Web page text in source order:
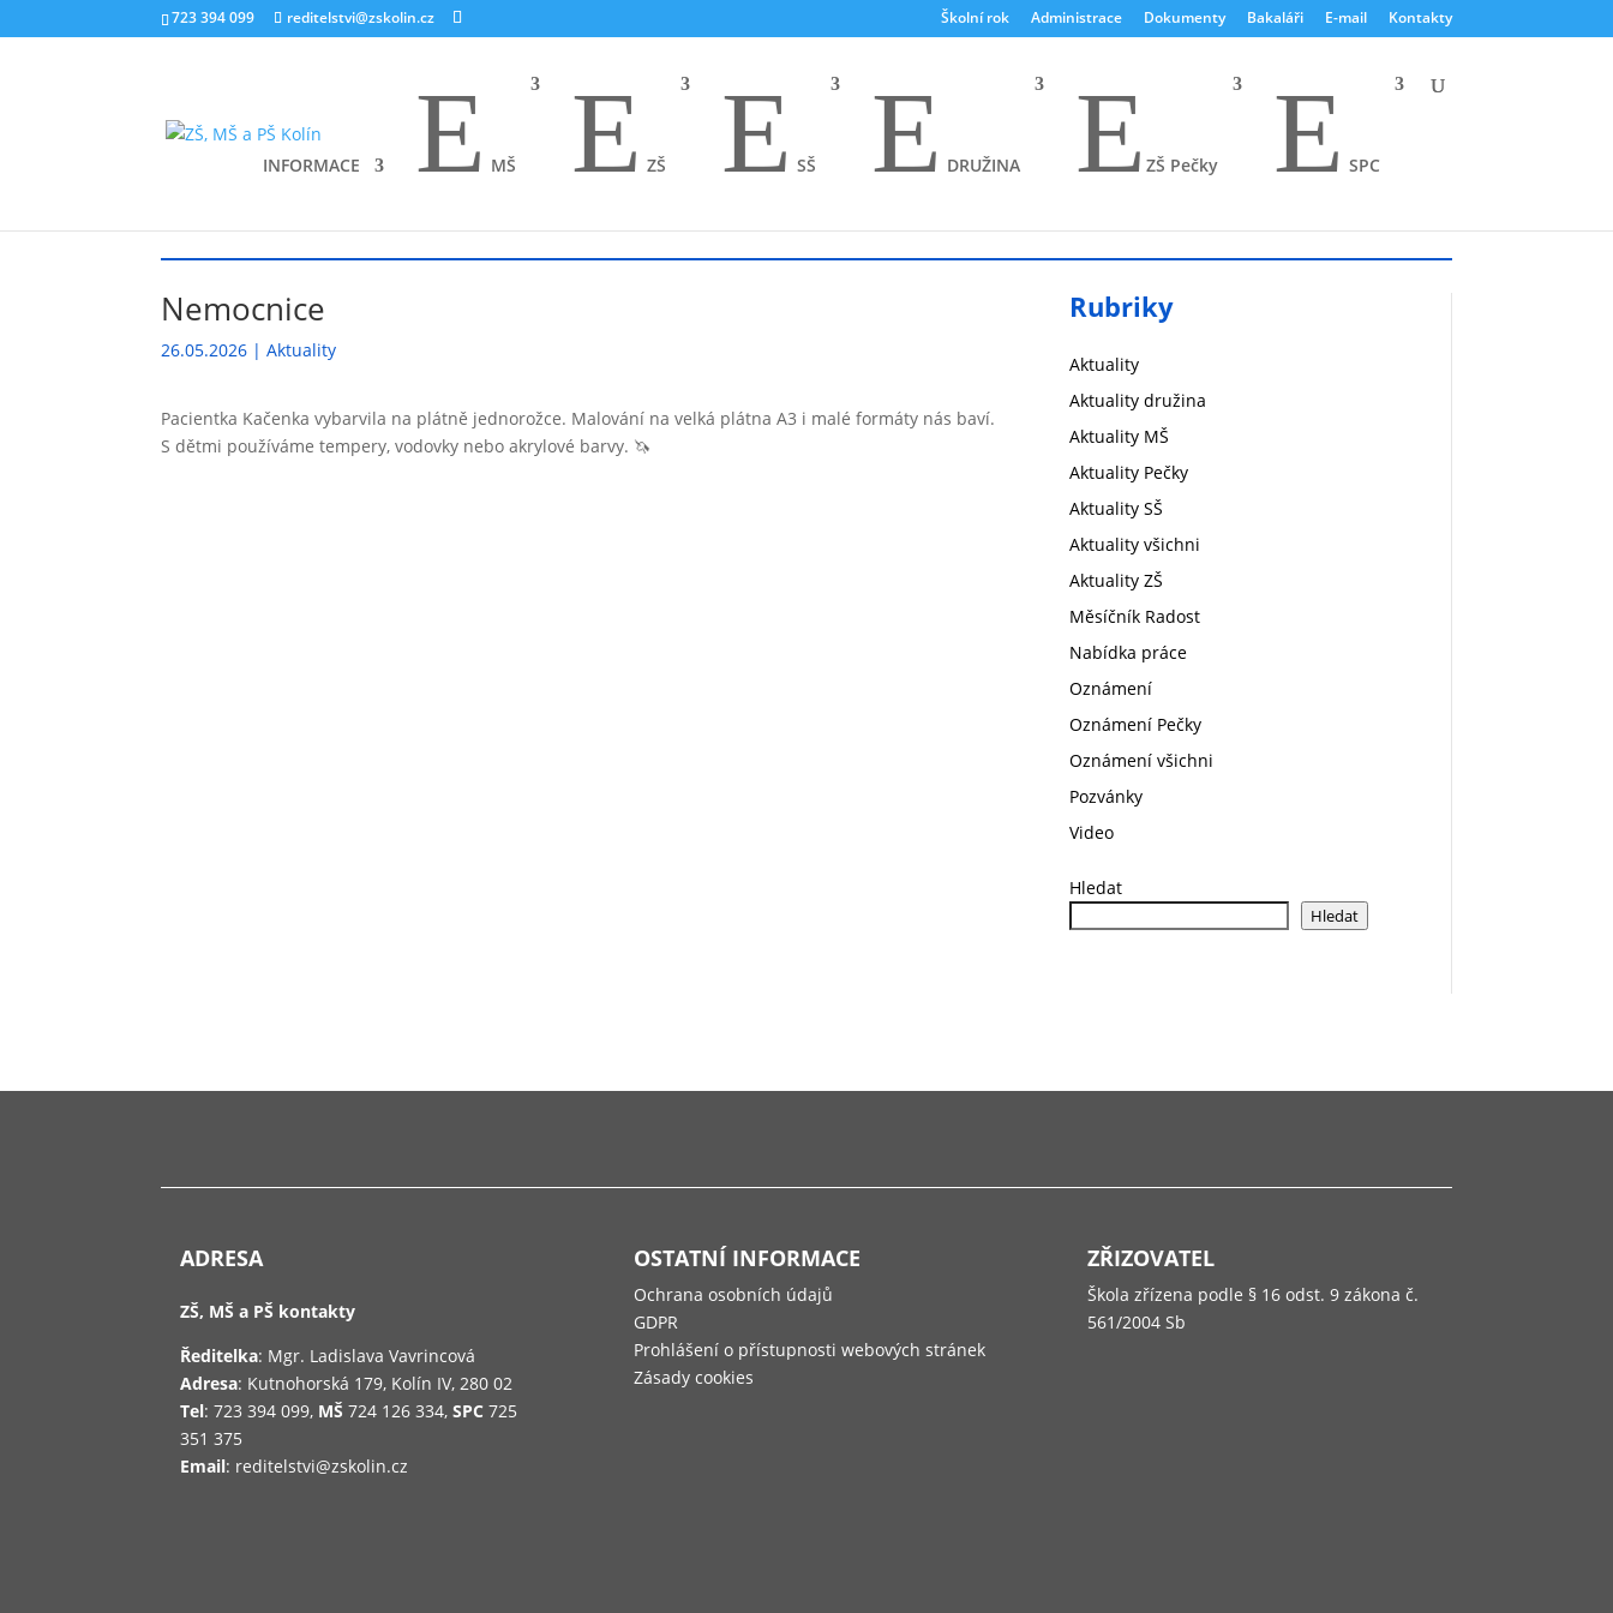
723 394 099 reditelstvi@zskolin.cz Školní rok Administrace Dokumenty Bakaláři E-mail Kontakty
INFORMACE E MŠ E ZŠ E SŠ E DRUŽINA E ZŠ Pečky E SPC
Nemocnice
26.05.2026 |Aktuality
Pacientka Kačenka vybarvila na plátně jednorožce. Malování na velká plátna A3 i malé formáty nás baví.
S dětmi používáme tempery, vodovky nebo akrylové barvy. 🦄
Rubriky
Aktuality
Aktuality družina
Aktuality MŠ
Aktuality Pečky
Aktuality SŠ
Aktuality všichni
Aktuality ZŠ
Měsíčník Radost
Nabídka práce
Oznámení
Oznámení Pečky
Oznámení všichni
Pozvánky
Video
Hledat
Hledat
ADRESA
ZŠ, MŠ a PŠ kontakty
Ředitelka: Mgr. Ladislava Vavrincová
Adresa: Kutnohorská 179, Kolín IV, 280 02
Tel: 723 394 099, MŠ 724 126 334, SPC 725
351 375
Email: reditelstvi@zskolin.cz
OSTATNÍ INFORMACE
Ochrana osobních údajů
GDPR
Prohlášení o přístupnosti webových stránek
Zásady cookies
ZŘIZOVATEL
Škola zřízena podle § 16 odst. 9 zákona č.
561/2004 Sb